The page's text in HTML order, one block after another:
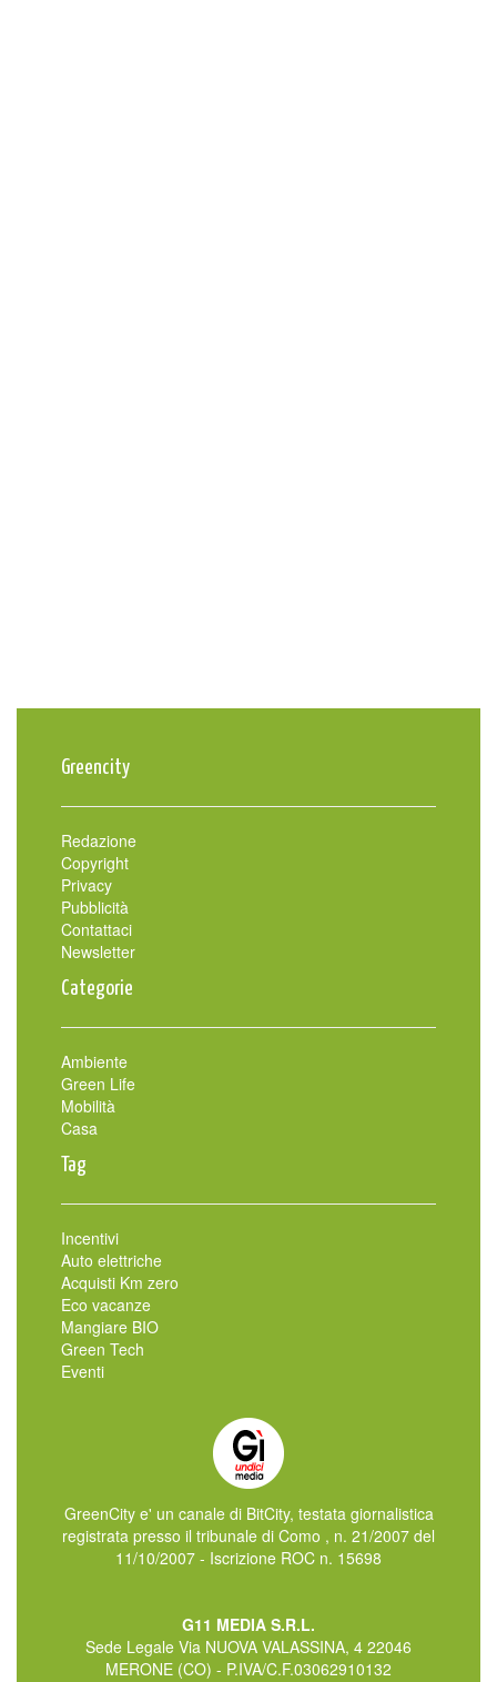
Greencity
Redazione
Copyright
Privacy
Pubblicità
Contattaci
Newsletter
Categorie
Ambiente
Green Life
Mobilità
Casa
Tag
Incentivi
Auto elettriche
Acquisti Km zero
Eco vacanze
Mangiare BIO
Green Tech
Eventi
GreenCity e' un canale di BitCity, testata giornalistica
registrata presso il tribunale di Como , n. 21/2007 del
11/10/2007 - Iscrizione ROC n. 15698
G11 MEDIA S.R.L.
Sede Legale Via NUOVA VALASSINA, 4 22046
MERONE (CO) - P.IVA/C.F.03062910132